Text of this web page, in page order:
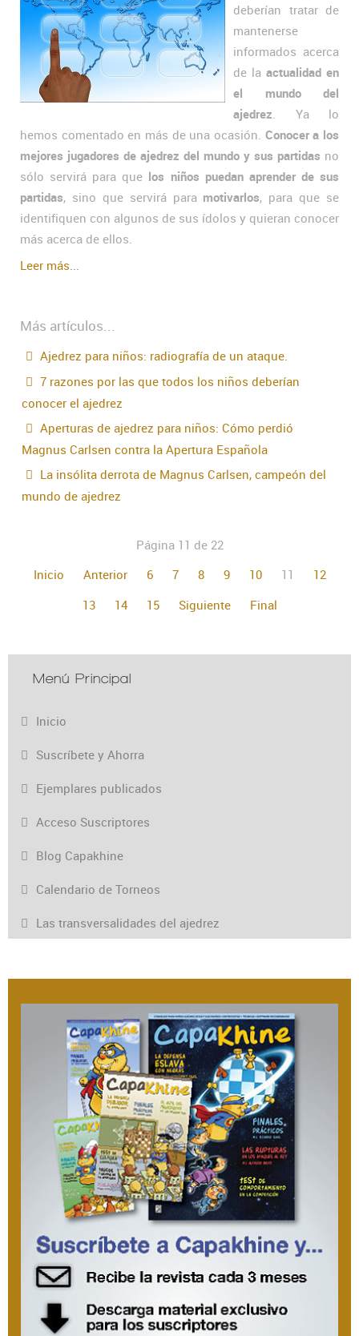
deberían tratar de
mantenerse
informados acerca
de la actualidad en
el mundo del
ajedrez . Ya lo
hemos comentado en más de una ocasión. Conocer a los
mejores jugadores de ajedrez del mundo y sus partidas no
sólo servirá para que los niños puedan aprender de sus
partidas, sino que servirá para motivarlos, para que se
identifiquen con algunos de sus ídolos y quieran conocer
más acerca de ellos.
Leer más...
Más artículos...
Ajedrez para niños: radiografía de un ataque.
7 razones por las que todos los niños deberían
conocer el ajedrez
Aperturas de ajedrez para niños: Cómo perdió
Magnus Carlsen contra la Apertura Española
La insólita derrota de Magnus Carlsen, campeón del
mundo de ajedrez
Página 11 de 22
Inicio
Anterior 6 7 8 9 10 11
12
13
14 15 Siguiente Final
Menú Principal
Inicio
Suscríbete y Ahorra
Ejemplares publicados
Acceso Suscriptores
Blog Capakhine
Calendario de Torneos
Las transversalidades del ajedrez